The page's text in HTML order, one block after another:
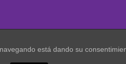
está dando su